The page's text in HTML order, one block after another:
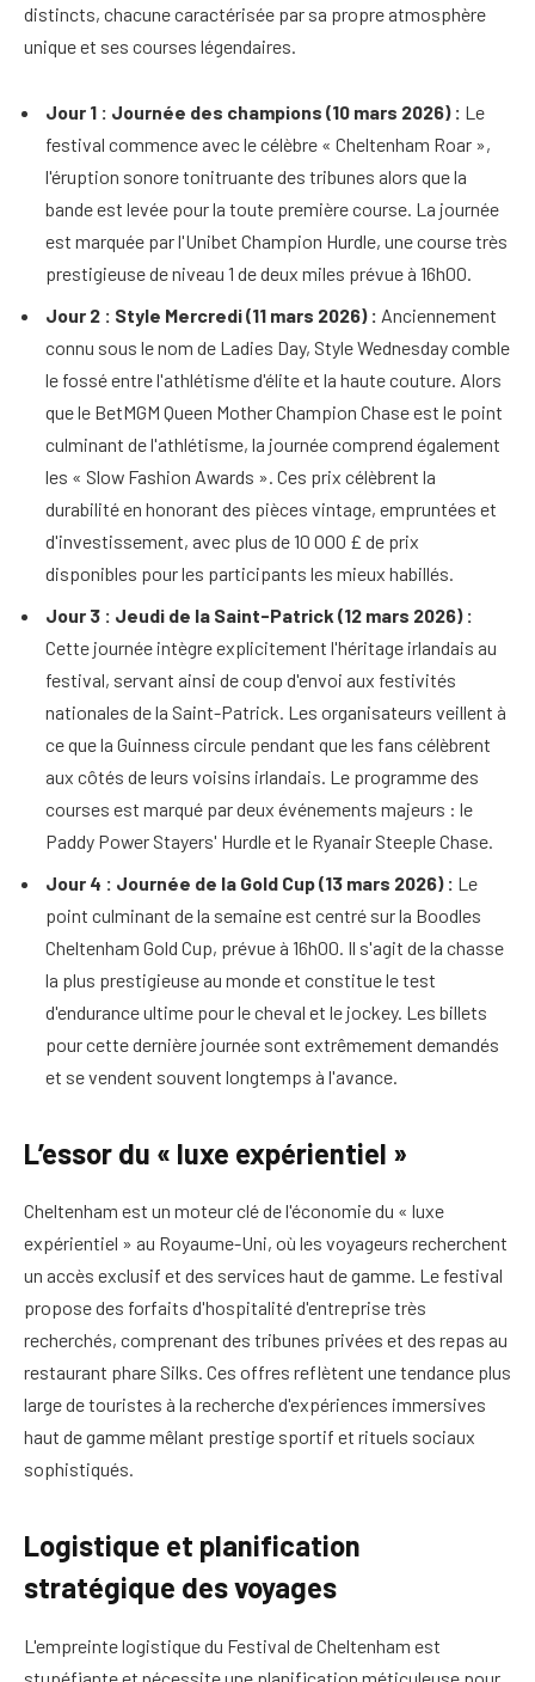
distincts, chacune caractérisée par sa propre atmosphère
unique et ses courses légendaires.
Jour 1 : Journée des champions (10 mars 2026) : Le
festival commence avec le célèbre « Cheltenham Roar »,
l'éruption sonore tonitruante des tribunes alors que la
bande est levée pour la toute première course. La journée
est marquée par l'Unibet Champion Hurdle, une course très
prestigieuse de niveau 1 de deux miles prévue à 16h00.
Jour 2 : Style Mercredi (11 mars 2026) : Anciennement
connu sous le nom de Ladies Day, Style Wednesday comble
le fossé entre l'athlétisme d'élite et la haute couture. Alors
que le BetMGM Queen Mother Champion Chase est le point
culminant de l'athlétisme, la journée comprend également
les « Slow Fashion Awards ». Ces prix célèbrent la
durabilité en honorant des pièces vintage, empruntées et
d'investissement, avec plus de 10 000 £ de prix
disponibles pour les participants les mieux habillés.
Jour 3 : Jeudi de la Saint-Patrick (12 mars 2026) :
Cette journée intègre explicitement l'héritage irlandais au
festival, servant ainsi de coup d'envoi aux festivités
nationales de la Saint-Patrick. Les organisateurs veillent à
ce que la Guinness circule pendant que les fans célèbrent
aux côtés de leurs voisins irlandais. Le programme des
courses est marqué par deux événements majeurs : le
Paddy Power Stayers' Hurdle et le Ryanair Steeple Chase.
Jour 4 : Journée de la Gold Cup (13 mars 2026) : Le
point culminant de la semaine est centré sur la Boodles
Cheltenham Gold Cup, prévue à 16h00. Il s'agit de la chasse
la plus prestigieuse au monde et constitue le test
d'endurance ultime pour le cheval et le jockey. Les billets
pour cette dernière journée sont extrêmement demandés
et se vendent souvent longtemps à l'avance.
L’essor du « luxe expérientiel »
Cheltenham est un moteur clé de l'économie du « luxe
expérientiel » au Royaume-Uni, où les voyageurs recherchent
un accès exclusif et des services haut de gamme. Le festival
propose des forfaits d'hospitalité d'entreprise très
recherchés, comprenant des tribunes privées et des repas au
restaurant phare Silks. Ces offres reflètent une tendance plus
large de touristes à la recherche d'expériences immersives
haut de gamme mêlant prestige sportif et rituels sociaux
sophistiqués.
Logistique et planification
stratégique des voyages
L'empreinte logistique du Festival de Cheltenham est
stupéfiante et nécessite une planification méticuleuse pour